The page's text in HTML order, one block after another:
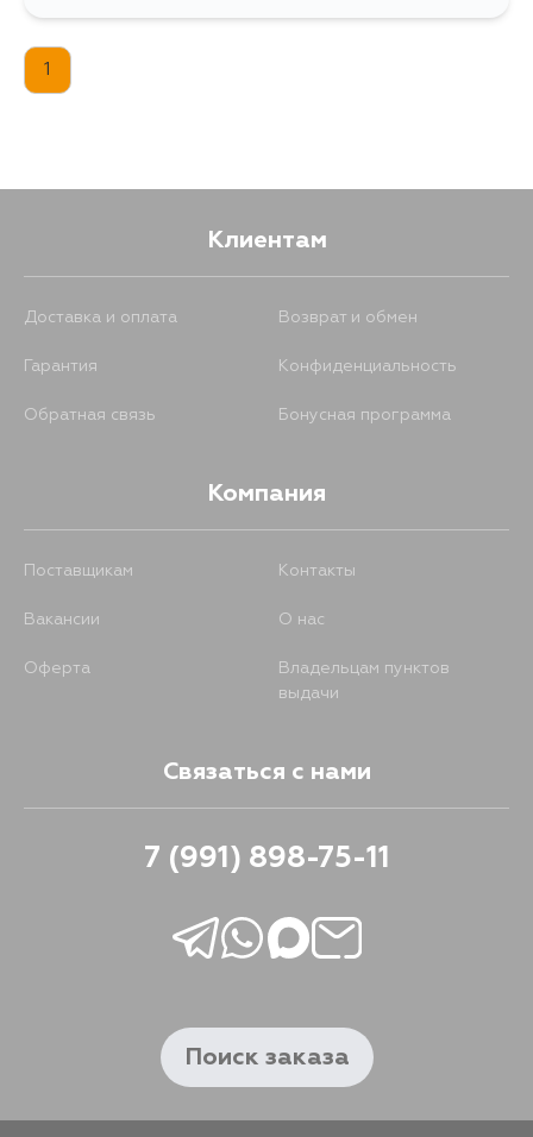
1
Клиентам
Доставка и оплата Возврат и обмен
Гарантия Конфиденциальность
Обратная связь Бонусная программа
Компания
Поставщикам Контакты
Вакансии О нас
Оферта
Владельцам пунктов
выдачи
Связаться с нами
7 (991) 898-75-11
Поиск заказа